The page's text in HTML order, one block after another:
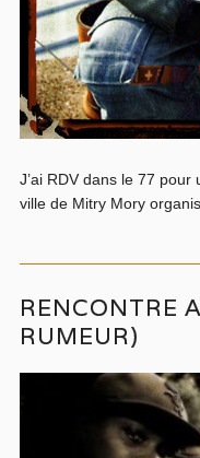
J’ai RDV dans le 77
ville de Mitry Mory
RENCONTRE
RUMEUR)